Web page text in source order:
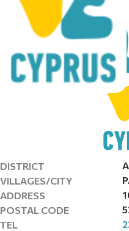
TO LIMANI
DISTRICT
VILLAGES/CITY
ADDRESS
POSTAL CODE
TEL